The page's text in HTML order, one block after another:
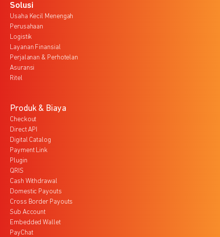
Solusi
Usaha Kecil Menengah
Perusahaan
Logistik
Layanan Finansial
Perjalanan & Perhotelan
Asuransi
Ritel
Produk & Biaya
Checkout
Direct API
Digital Catalog
Payment Link
Plugin
QRIS
Cash Withdrawal
Domestic Payouts
Cross Border Payouts
Sub Account
Embedded Wallet
PayChat